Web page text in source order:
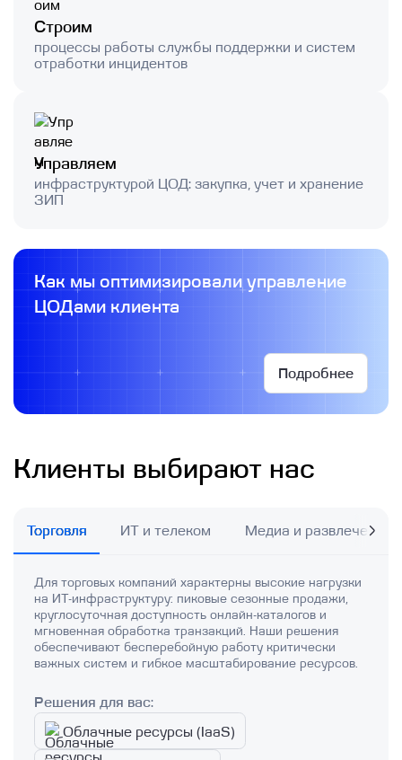
Строим
процессы работы службы поддержки и систем
отработки инцидентов
Управляем
инфраструктурой ЦОД: закупка, учет и хранение
ЗИП
Как мы оптимизировали управление
ЦОДами клиента
Подробнее
Клиенты выбирают нас
Торговля ИТ и телеком Медиа и развлечения
Для торговых компаний характерны высокие нагрузки
на ИТ-инфраструктуру: пиковые сезонные продажи,
круглосуточная доступность онлайн-каталогов и
мгновенная обработка транзакций. Наши решения
обеспечивают бесперебойную работу критически
важных систем и гибкое масштабирование ресурсов.
Решения для вас:
Облачные ресурсы (IaaS)